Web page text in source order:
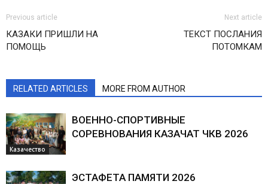
Previous article
КАЗАКИ ПРИШЛИ НА
ПОМОЩЬ
Next article
ТЕКСТ ПОСЛАНИЯ
ПОТОМКАМ
RELATED ARTICLES MORE FROM AUTHOR
Казачество
ВОЕННО-СПОРТИВНЫЕ
СОРЕВНОВАНИЯ КАЗАЧАТ ЧКВ 2026
ЭСТАФЕТА ПАМЯТИ 2026